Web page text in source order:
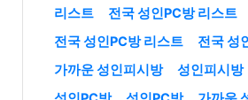
리스트
전국 성인PC방 리스트
전국 성인PC방 리스트
전국 성
가까운 성인피시방
성인피시방